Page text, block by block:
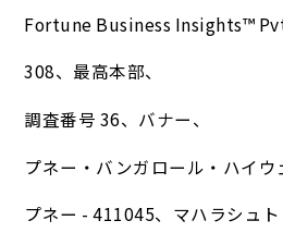
Fortune Business Insights™
308、最高本部、
調査番号 36、バナー、
プネー・バンガロール・ハイウ
プネー - 411045、マハラシュト